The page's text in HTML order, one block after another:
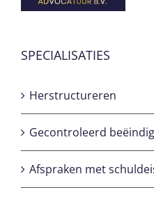
SPECIALISATIES
Herstructureren
Gecontroleerd
Afspraken met